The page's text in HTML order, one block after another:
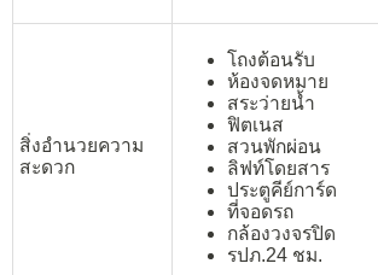
สิ่งอำนวยความ
สะดวก
โถงต้อนรับ
ห้องจดหมาย
สระว่ายน้ำ
ฟิตเนส
สวนพักผ่อน
ลิฟท์โดยสาร
ประตูคีย์การ์ด
ที่จอดรถ
กล้องวงจรปิด
รปภ.24 ชม.